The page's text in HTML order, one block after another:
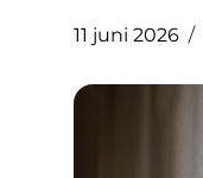
11 juni 2026